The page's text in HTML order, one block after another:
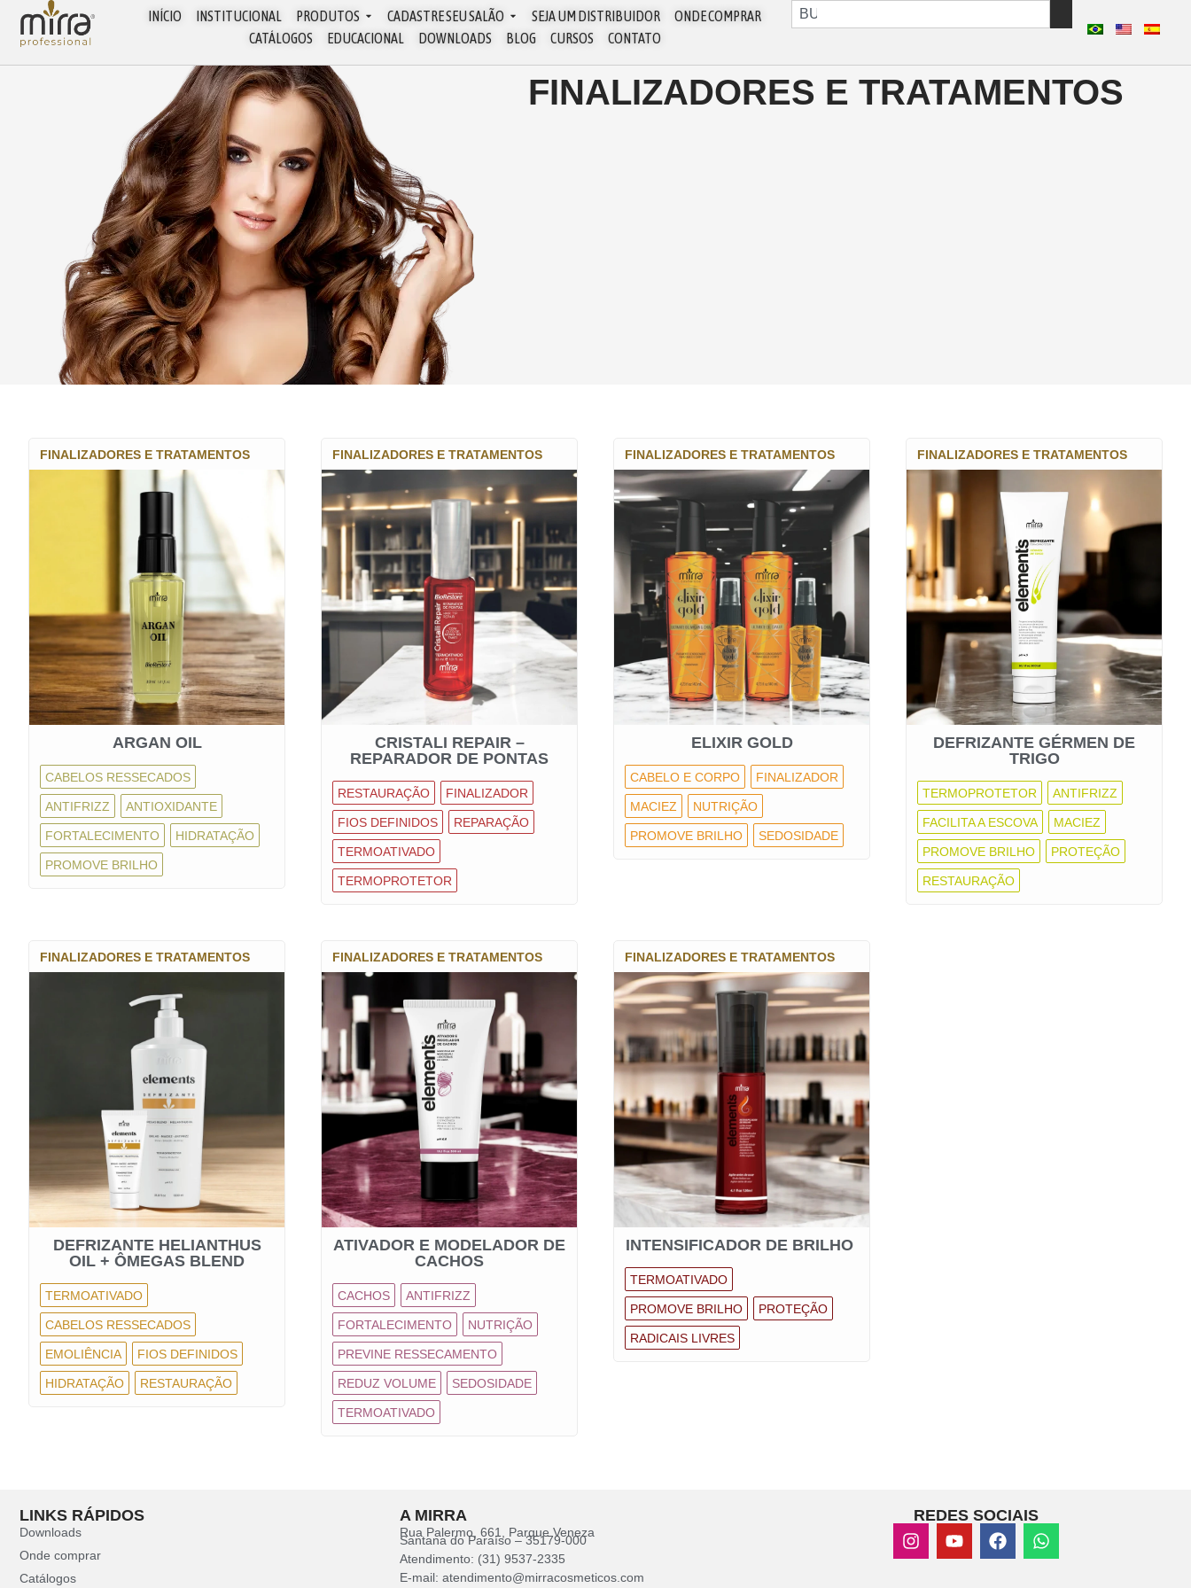
INÍCIO INSTITUCIONAL PRODUTOS CADASTRE SEU SALÃO SEJA UM DISTRIBUIDOR
ONDE COMPRAR
CATÁLOGOS
EDUCACIONAL DOWNLOADS BLOG CURSOS CONTATO
FINALIZADORES E TRATAMENTOS
FINALIZADORES E TRATAMENTOS
ARGAN OIL
CABELOS RESSECADOS
ANTIFRIZZ ANTIOXIDANTE
FORTALECIMENTO HIDRATAÇÃO
PROMOVE BRILHO
FINALIZADORES E TRATAMENTOS
CRISTALI REPAIR –
REPARADOR DE PONTAS
RESTAURAÇÃO FINALIZADOR
FIOS DEFINIDOS REPARAÇÃO
TERMOATIVADO
TERMOPROTETOR
FINALIZADORES E TRATAMENTOS
ELIXIR GOLD
CABELO E CORPO FINALIZADOR
MACIEZ NUTRIÇÃO
PROMOVE BRILHO SEDOSIDADE
FINALIZADORES E TRATAMENTOS
DEFRIZANTE GÉRMEN DE
TRIGO
TERMOPROTETOR ANTIFRIZZ
FACILITA A ESCOVA MACIEZ
PROMOVE BRILHO PROTEÇÃO
RESTAURAÇÃO
FINALIZADORES E TRATAMENTOS
DEFRIZANTE HELIANTHUS
OIL + ÔMEGAS BLEND
TERMOATIVADO
CABELOS RESSECADOS
EMOLIÊNCIA FIOS DEFINIDOS
HIDRATAÇÃO RESTAURAÇÃO
FINALIZADORES E TRATAMENTOS
ATIVADOR E MODELADOR DE
CACHOS
CACHOS ANTIFRIZZ
FORTALECIMENTO NUTRIÇÃO
PREVINE RESSECAMENTO
REDUZ VOLUME SEDOSIDADE
TERMOATIVADO
FINALIZADORES E TRATAMENTOS
INTENSIFICADOR DE BRILHO
TERMOATIVADO
PROMOVE BRILHO PROTEÇÃO
RADICAIS LIVRES
LINKS RÁPIDOS
Downloads
Onde comprar
Catálogos
A MIRRA
Rua Palermo, 661, Parque Veneza
Santana do Paraíso – 35179-000
Atendimento: (31) 9537-2335
E-mail: atendimento@mirracosmeticos.com
REDES SOCIAIS